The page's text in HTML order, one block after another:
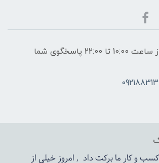
هفت روز هفته ، از ساعت 10:00 تا 22:00 پاسخگوی شما
و کار ما برکت داد , امروز خیلی از